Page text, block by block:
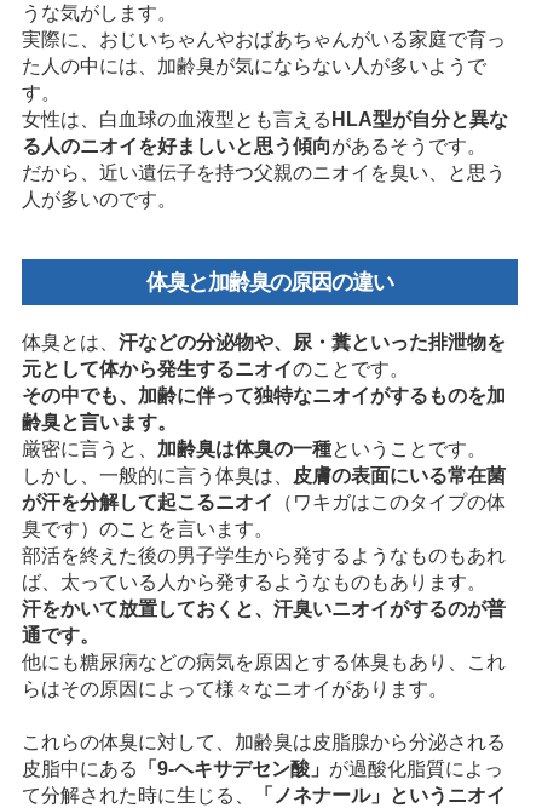
うな気がします。
実際に、おじいちゃんやおばあちゃんがいる家庭で育っ
た人の中には、加齢臭が気にならない人が多いようで
す。
女性は、白血球の血液型とも言える HLA型が自分と異な
る人のニオイを好ましいと思う傾向があるそうです。
だから、近い遺伝子を持つ父親のニオイを臭い、と思う
人が多いのです。
体臭と加齢臭の原因の違い
体臭とは、 汗などの分泌物や、尿・糞といった排泄物を
元として体から発生するニオイのことです。
その中でも、加齢に伴って独特なニオイがするものを加
齢臭と言います。
厳密に言うと、 加齢臭は体臭の一種ということです。
しかし、一般的に言う体臭は、
皮膚の表面にいる常在菌
が汗を分解して起こるニオイ
（ワキガはこのタイプの体
臭です）のことを言います。
部活を終えた後の男子学生から発するようなものもあれ
ば、太っている人から発するようなものもあります。
汗をかいて放置しておくと、汗臭いニオイがするのが普
通です。
他にも糖尿病などの病気を原因とする体臭もあり、これ
らはその原因によって様々なニオイがあります。
これらの体臭に対して、加齢臭は皮脂腺から分泌される
皮脂中にある
「9-ヘキサデセン酸」 が過酸化脂質によっ
て分解された時に生じる、
「ノネナール」というニオイ